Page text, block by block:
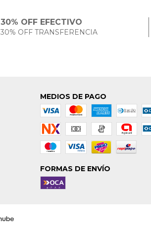
30% OFF EFECTIVO
30% OFF TRANSFERENCIA
MEDIOS DE PAGO
FORMAS DE ENVÍO